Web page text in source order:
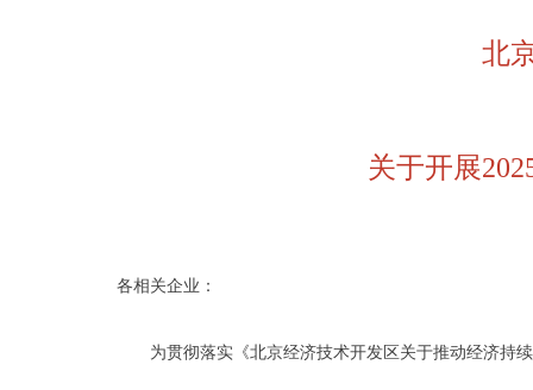
北
关于开展
各相关企业：
为贯彻落实《北京经济技术开发区关于推动经济持续